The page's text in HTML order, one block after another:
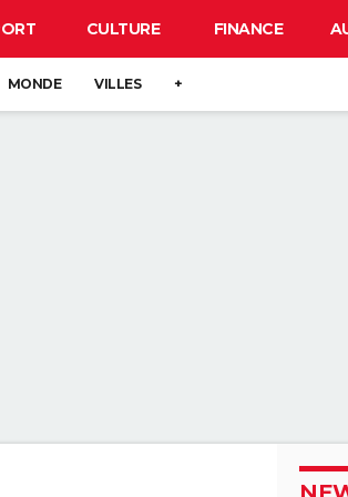
CULTURE FINANCE
MONDE VILLES +